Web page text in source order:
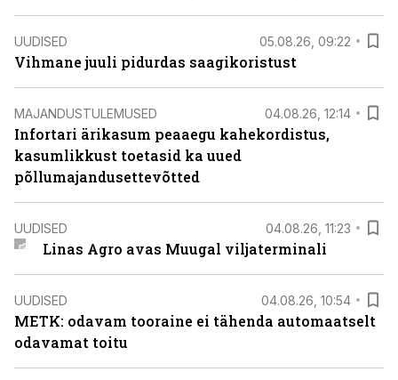
UUDISED 05.08.26, 09:22
Vihmane juuli pidurdas saagikoristust
MAJANDUSTULEMUSED 04.08.26, 12:14
Infortari ärikasum peaaegu kahekordistus,
kasumlikkust toetasid ka uued
põllumajandusettevõtted
UUDISED 04.08.26, 11:23
Linas Agro avas Muugal viljaterminali
UUDISED 04.08.26, 10:54
METK: odavam tooraine ei tähenda automaatselt
odavamat toitu